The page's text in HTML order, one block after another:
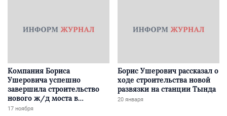
Компания Бориса
Ушеровича успешно
завершила строительство
нового ж/д моста в
Забайкалье
17 ноября
Борис Ушерович рассказал о
ходе строительства новой
развязки на станции Тында
20 января